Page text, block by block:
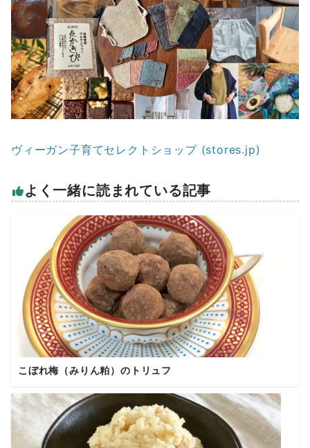
ヴィーガン子育てセレクトショップ (stores.jp)
よく一緒に読まれている記事
こぼれ梅（みりん粕）のトリュフ